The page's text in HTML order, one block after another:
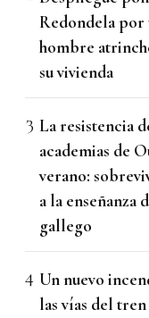
Redondela por
hombre
su vivienda
La resistencia
academias de
verano:
a la enseñanza
gallego
Un nuevo
las vías del